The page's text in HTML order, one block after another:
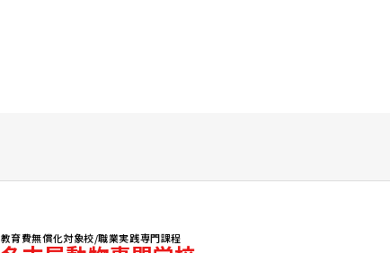
教育費無償化対象校/職業実践専門課程